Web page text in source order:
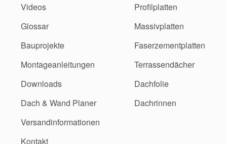
Videos
Glossar
Bauprojekte
Montageanleitungen
Downloads
Dach & Wand Planer
Versandinformationen
Kontakt
Profilplatten
Massivplatten
Faserzementplatten
Terrassendächer
Dachfolie
Dachrinnen